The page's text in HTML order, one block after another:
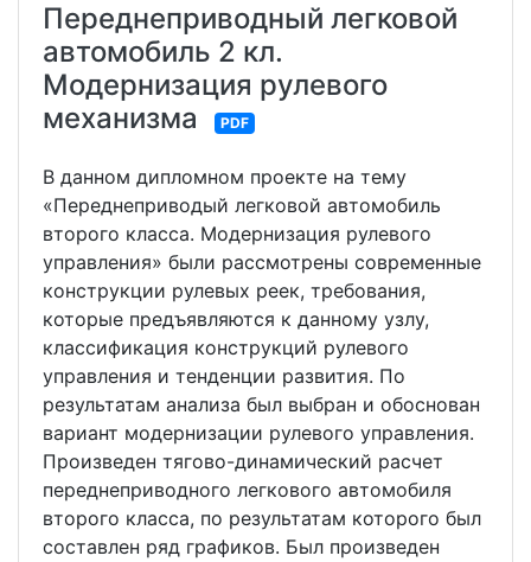
Переднеприводный легковой
автомобиль 2 кл.
Модернизация рулевого
механизма
PDF
В данном дипломном проекте на тему
«Переднеприводый легковой автомобиль
второго класса. Модернизация рулевого
управления» были рассмотрены современные
конструкции рулевых реек, требования,
которые предъявляются к данному узлу,
классификация конструкций рулевого
управления и тенденции развития. По
результатам анализа был выбран и обоснован
вариант модернизации рулевого управления.
Произведен тягово-динамический расчет
переднеприводного легкового автомобиля
второго класса, по результатам которого был
составлен ряд графиков. Был произведен